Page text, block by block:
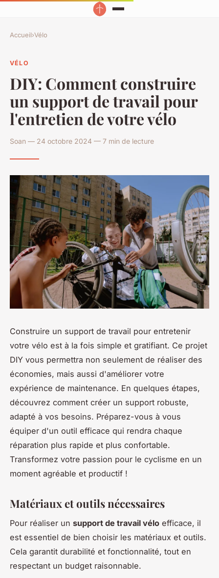
Accueil›Vélo
VÉLO
DIY: Comment construire
un support de travail pour
l'entretien de votre vélo
Soan — 24 octobre 2024 — 7 min de lecture
Construire un support de travail pour entretenir
votre vélo est à la fois simple et gratifiant. Ce projet
DIY vous permettra non seulement de réaliser des
économies, mais aussi d'améliorer votre
expérience de maintenance. En quelques étapes,
découvrez comment créer un support robuste,
adapté à vos besoins. Préparez-vous à vous
équiper d'un outil efficace qui rendra chaque
réparation plus rapide et plus confortable.
Transformez votre passion pour le cyclisme en un
moment agréable et productif !
Matériaux et outils nécessaires
Pour réaliser un support de travail vélo efficace, il
est essentiel de bien choisir les matériaux et outils.
Cela garantit durabilité et fonctionnalité, tout en
respectant un budget raisonnable.